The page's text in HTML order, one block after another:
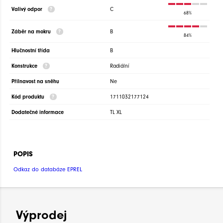
Valivý odpor C
68%
Záběr na mokru B
84%
Hlučnostní třída B
Konstrukce Radiální
Přilnavost na sněhu Ne
Kód produktu 1711032177124
Dodatečné informace TL XL
POPIS
Odkaz do databáze EPREL
Výprodej